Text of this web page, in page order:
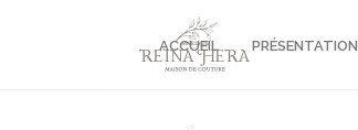
ACCUEIL PRÉSENTATION